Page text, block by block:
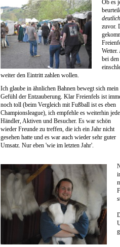
Ob es
deutlich
zuvor.
bei
weiter den Eintritt zahlen wollen.
Ich glaube in ähnlichen Bahnen bewegt sich mein
Gefühl der Entzauberung. Klar Freienfels ist
noch toll (beim Vergleich mit Fußball ist es eben
Championsleague), ich empfehle es weiterhin
Händler, Aktiven und Besucher. Es war schön
wieder Freunde zu treffen, die ich ein Jahr nicht
gesehen hatte und es war auch wieder sehr guter
Umsatz. Nur eben 'wie im letzten Jahr'.